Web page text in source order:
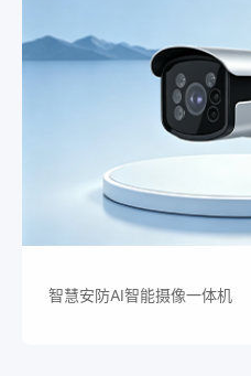
智慧安防AI智能摄像一体机